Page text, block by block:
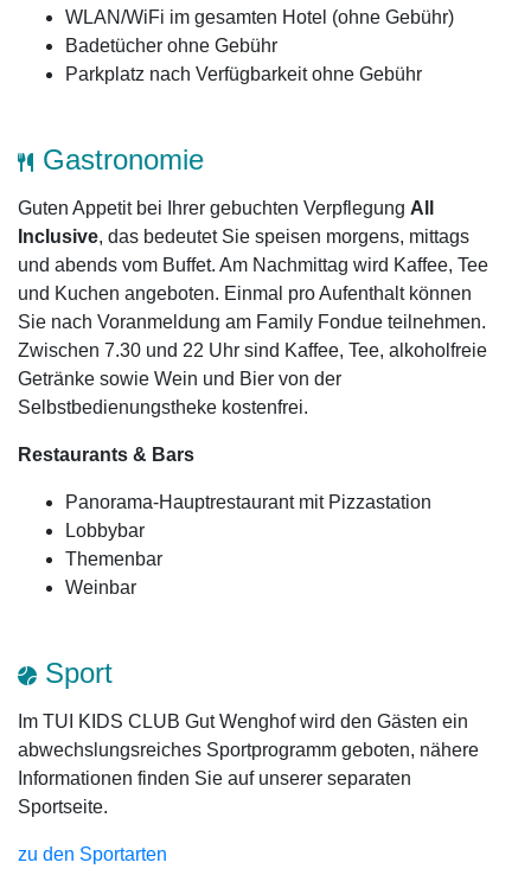
WLAN/WiFi im gesamten Hotel (ohne Gebühr)
Badetücher ohne Gebühr
Parkplatz nach Verfügbarkeit ohne Gebühr
Gastronomie
Guten Appetit bei Ihrer gebuchten Verpflegung All
Inclusive, das bedeutet Sie speisen morgens, mittags
und abends vom Buffet. Am Nachmittag wird Kaffee, Tee
und Kuchen angeboten. Einmal pro Aufenthalt können
Sie nach Voranmeldung am Family Fondue teilnehmen.
Zwischen 7.30 und 22 Uhr sind Kaffee, Tee, alkoholfreie
Getränke sowie Wein und Bier von der
Selbstbedienungstheke kostenfrei.
Restaurants & Bars
Panorama-Hauptrestaurant mit Pizzastation
Lobbybar
Themenbar
Weinbar
Sport
Im TUI KIDS CLUB Gut Wenghof wird den Gästen ein
abwechslungsreiches Sportprogramm geboten, nähere
Informationen finden Sie auf unserer separaten
Sportseite.
zu den Sportarten